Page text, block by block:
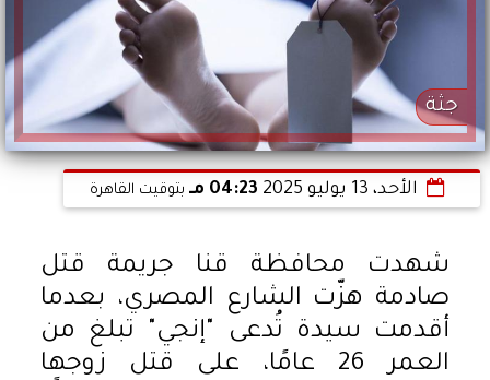
جثة
الأحد، 13 يوليو 2025 04:23 مـ بتوقيت القاهرة
شهدت محافظة قنا جريمة قتل
صادمة هزّت الشارع المصري، بعدما
أقدمت سيدة تُدعى "إنجي" تبلغ من
العمر 26 عامًا، على قتل زوجها